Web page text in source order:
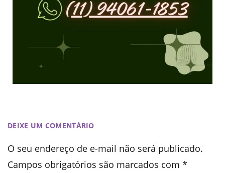
DEIXE UM COMENTÁRIO
O seu endereço de e-mail não será publicado.
Campos obrigatórios são marcados com *